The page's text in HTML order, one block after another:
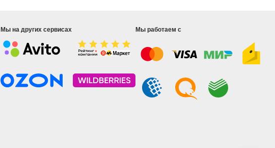
Мы на других сервисах Мы работаем с